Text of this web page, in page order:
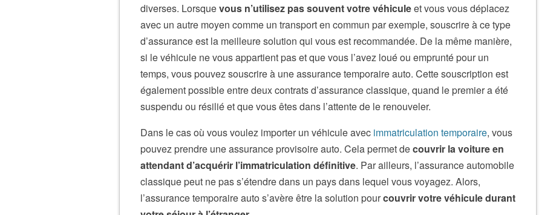
diverses. Lorsquevous n’utilisez pas souvent votre véhiculeet vous vous déplacez
avec un autre moyen comme un transport en commun par exemple, souscrire à ce type
d’assurance est la meilleure solution qui vous est recommandée. De la même manière,
si le véhicule ne vous appartient pas et que vous l’avez loué ou emprunté pour un
temps, vous pouvez souscrire à une assurance temporaire auto. Cette souscription est
également possible entre deux contrats d’assurance classique, quand le premier a été
suspendu ou résilié et que vous êtes dans l’attente de le renouveler.
Dans le cas où vous voulez importer un véhicule avec immatriculation temporaire, vous
pouvez prendre une assurance provisoire auto. Cela permet decouvrir la voiture en
attendant d’acquérir l’immatriculation définitive. Par ailleurs, l’assurance automobile
classique peut ne pas s’étendre dans un pays dans lequel vous voyagez. Alors,
l’assurance temporaire auto s’avère être la solution pourcouvrir votre véhicule durant